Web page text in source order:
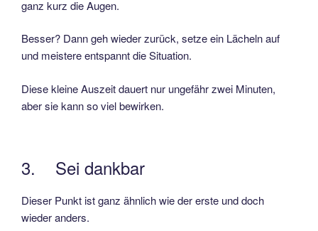
ganz kurz die Augen.
Besser? Dann geh wieder zurück, setze ein Lächeln auf
und meistere entspannt die Situation.
Diese kleine Auszeit dauert nur ungefähr zwei Minuten,
aber sie kann so viel bewirken.
3. Sei dankbar
Dieser Punkt ist ganz ähnlich wie der erste und doch
wieder anders.